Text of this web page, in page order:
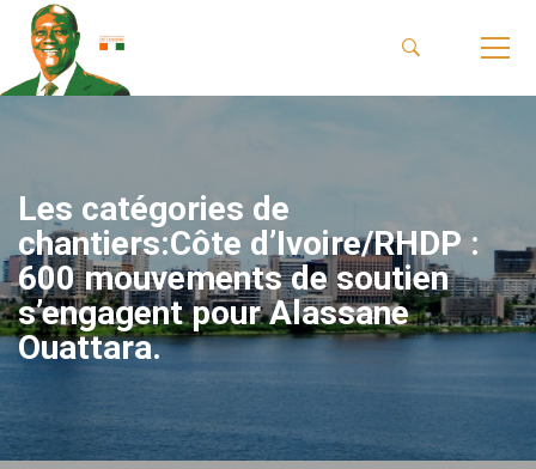
Les catégories de
chantiers:Côte d’Ivoire/RHDP :
600 mouvements de soutien
s’engagent pour Alassane
Ouattara.